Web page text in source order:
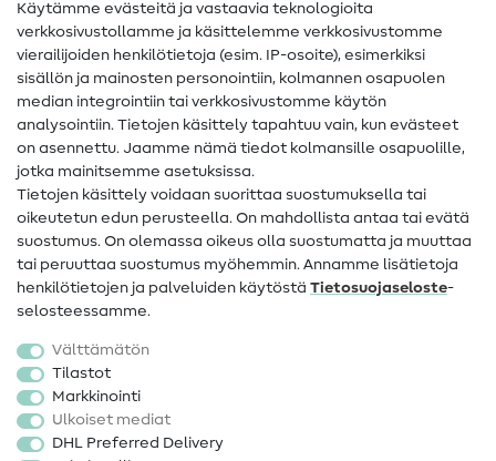
Ompelusanasto
Ompeluohjeet
Apua ja yhteystiedot
Yhteystiedot
Tietoa omistajanvaihdoksesta
FAQ
Peruutusoikeus
Suosittu
Kankaat
Ompelutarvikkeet
Ale
Käytämme evästeitä ja vastaavia teknologioita
verkkosivustollamme ja käsittelemme verkkosivustomme
vierailijoiden henkilötietoja (esim. IP-osoite), esimerkiksi
sisällön ja mainosten personointiin, kolmannen osapuolen
median integrointiin tai verkkosivustomme käytön
analysointiin. Tietojen käsittely tapahtuu vain, kun evästeet
on asennettu. Jaamme nämä tiedot kolmansille osapuolille,
jotka mainitsemme asetuksissa.
Tietojen käsittely voidaan suorittaa suostumuksella tai
oikeutetun edun perusteella. On mahdollista antaa tai evätä
suostumus. On olemassa oikeus olla suostumatta ja muuttaa
tai peruuttaa suostumus myöhemmin. Annamme lisätietoja
henkilötietojen ja palveluiden käytöstä Tietosuojaseloste-
selosteessamme.
Välttämätön
Tilastot
Markkinointi
Ulkoiset mediat
DHL Preferred Delivery